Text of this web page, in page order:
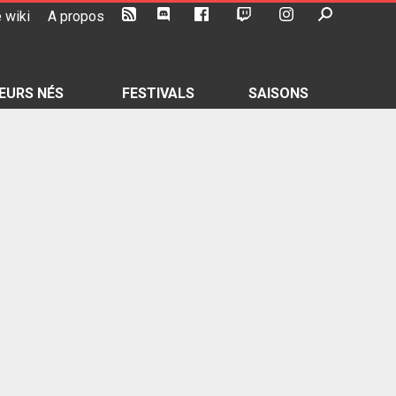
wiki A propos
NÉS FESTIVALS SAISONS